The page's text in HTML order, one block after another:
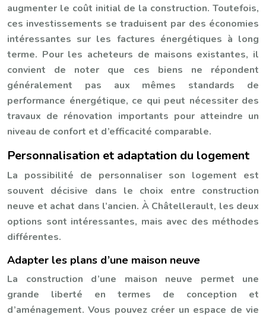
augmenter le coût initial de la construction. Toutefois,
ces investissements se traduisent par des économies
intéressantes sur les factures énergétiques à long
terme. Pour les acheteurs de maisons existantes, il
convient de noter que ces biens ne répondent
généralement pas aux mêmes standards de
performance énergétique, ce qui peut nécessiter des
travaux de rénovation importants pour atteindre un
niveau de confort et d’efficacité comparable.
Personnalisation et adaptation du logement
La possibilité de personnaliser son logement est
souvent décisive dans le choix entre construction
neuve et achat dans l’ancien. À Châtellerault, les deux
options sont intéressantes, mais avec des méthodes
différentes.
Adapter les plans d’une maison neuve
La construction d’une maison neuve permet une
grande liberté en termes de conception et
d’aménagement. Vous pouvez créer un espace de vie